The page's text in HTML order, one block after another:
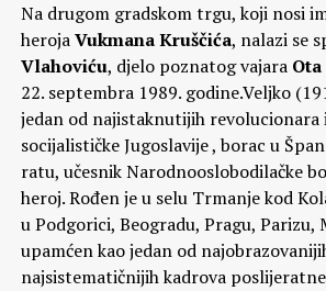
Na drugom gradskom trgu, koji nosi
herojaVukmana Kruščića, nalazi se
Vlahoviću, djelo poznatog vajara
22. septembra 1989. godine.Veljko
jedan od najistaknutijih revolucionara
socijalističke Jugoslavije , borac u
ratu, učesnik Narodnooslobodilačke
heroj. Rođen je u selu Trmanje kod
u Podgorici, Beogradu, Pragu, Parizu,
upamćen kao jedan od
najsistematičnijih kadrova poslijeratne